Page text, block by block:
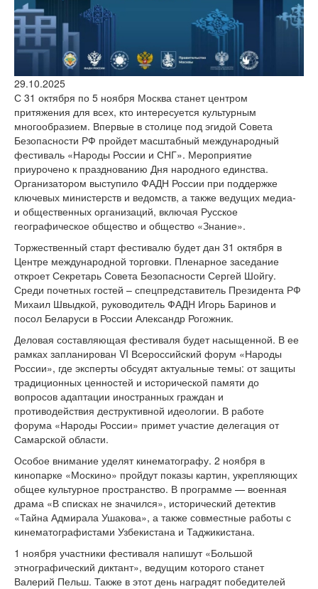
версии сайта
29.10.2025
С 31 октября по 5 ноября Москва станет центром
притяжения для всех, кто интересуется культурным
многообразием. Впервые в столице под эгидой Совета
Безопасности РФ пройдет масштабный международный
фестиваль «Народы России и СНГ». Мероприятие
приурочено к празднованию Дня народного единства.
Организатором выступило ФАДН России при поддержке
ключевых министерств и ведомств, а также ведущих медиа-
и общественных организаций, включая Русское
географическое общество и общество «Знание».
Торжественный старт фестивалю будет дан 31 октября в
Центре международной торговки. Пленарное заседание
откроет Секретарь Совета Безопасности Сергей Шойгу.
Среди почетных гостей – спецпредставитель Президента РФ
Михаил Швыдкой, руководитель ФАДН Игорь Баринов и
посол Беларуси в России Александр Рогожник.
Деловая составляющая фестиваля будет насыщенной. В ее
рамках запланирован VI Всероссийский форум «Народы
России», где эксперты обсудят актуальные темы: от защиты
традиционных ценностей и исторической памяти до
вопросов адаптации иностранных граждан и
противодействия деструктивной идеологии. В работе
форума «Народы России» примет участие делегация от
Самарской области.
Особое внимание уделят кинематографу. 2 ноября в
кинопарке «Москино» пройдут показы картин, укрепляющих
общее культурное пространство. В программе — военная
драма «В списках не значился», исторический детектив
«Тайна Адмирала Ушакова», а также совместные работы с
кинематографистами Узбекистана и Таджикистана.
1 ноября участники фестиваля напишут «Большой
этнографический диктант», ведущим которого станет
Валерий Пельш. Также в этот день наградят победителей